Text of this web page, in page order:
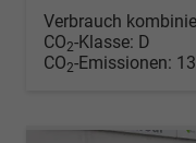
Verbrauch
CO2-Klasse: D
CO2-Emissionen: